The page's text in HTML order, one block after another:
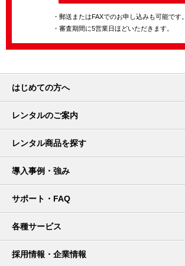
・郵送またはFAXでのお申し込みも可能です。
・審査期間に5営業日ほどいただきます。
はじめての方へ
レンタルのご案内
レンタル商品を探す
導入事例・強み
サポート・FAQ
各種サービス
採用情報・企業情報